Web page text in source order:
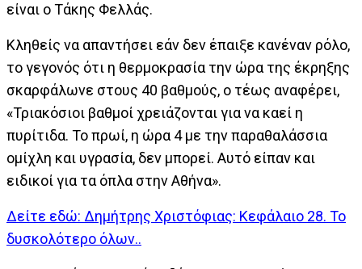
είναι ο Τάκης Φελλάς.
Κληθείς να απαντήσει εάν δεν έπαιξε κανέναν ρόλο,
το γεγονός ότι η θερμοκρασία την ώρα της έκρηξης
σκαρφάλωνε στους 40 βαθμούς, ο τέως αναφέρει,
«Τριακόσιοι βαθμοί χρειάζονται για να καεί η
πυρίτιδα. Το πρωί, η ώρα 4 με την παραθαλάσσια
ομίχλη και υγρασία, δεν μπορεί. Αυτό είπαν και
ειδικοί για τα όπλα στην Αθήνα».
Δείτε εδώ: Δημήτρης Χριστόφιας: Κεφάλαιο 28. Το
δυσκολότερο όλων..